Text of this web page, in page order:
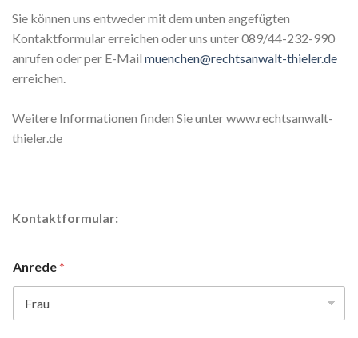
Sie können uns entweder mit dem unten angefügten
Kontaktformular erreichen oder uns unter 089/44-232-990
anrufen oder per E-Mail muenchen@rechtsanwalt-thieler.de
erreichen.
Weitere Informationen finden Sie unter www.rechtsanwalt-
thieler.de
Kontaktformular:
Anrede*